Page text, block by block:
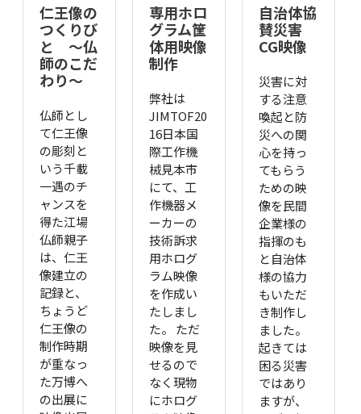
仁王像の
つくりび
と 〜仏
師のこだ
わり〜
仏師とし
て仁王像
の彫刻と
いう千載
一遇のチ
ャンスを
得た江場
仏師親子
は、仁王
像建立の
記録と、
ちょうど
仁王像の
制作時期
が重なっ
た万博へ
の出展に
専用ホロ
グラム筐
体用映像
制作
弊社は
JIMTOF20
16日本国
際工作機
械見本市
にて、工
作機器メ
ーカーの
技術訴求
用ホログ
ラム映像
を作成い
たしまし
た。 ただ
映像を見
せるので
なく現物
にホログ
自治体協
賛災害
CG映像
災害に対
する注意
喚起と防
災への関
心を持っ
てもらう
ための映
像を民間
企業様の
指揮のも
と自治体
様の協力
もいただ
き制作し
ました。
起きては
困る災害
ではあり
ますが、